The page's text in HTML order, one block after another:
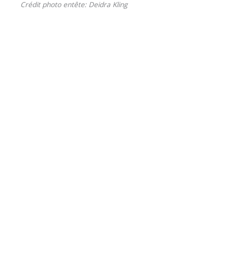
Crédit photo entête: Deidra Kling